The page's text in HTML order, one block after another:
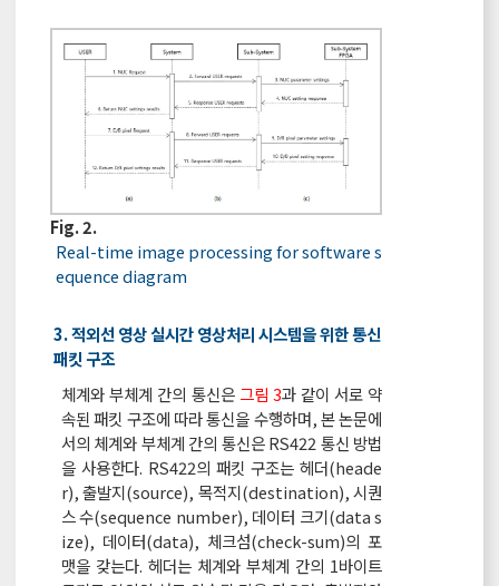
Fig. 2.
Real-time image processing for software s
equence diagram
3. 적외선 영상 실시간 영상처리 시스템을 위한 통신
패킷 구조
체계와 부체계 간의 통신은 그림 3과 같이 서로 약
속된 패킷 구조에 따라 통신을 수행하며, 본 논문에
서의 체계와 부체계 간의 통신은 RS422 통신 방법
을 사용한다. RS422의 패킷 구조는 헤더(heade
r), 출발지(source), 목적지(destination), 시퀀
스 수(sequence number), 데이터 크기(data s
ize), 데이터(data), 체크섬(check-sum)의 포
맷을 갖는다. 헤더는 체계와 부체계 간의 1바이트